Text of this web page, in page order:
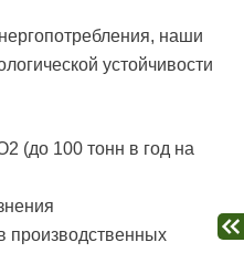
наши
устойчивости
(до 100 тонн в год на